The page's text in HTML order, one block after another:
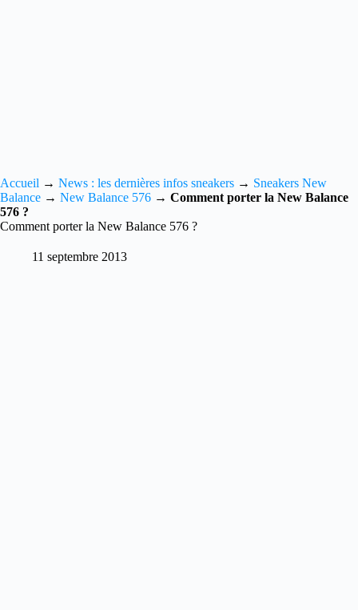
Accueil → News : les dernières infos sneakers → Sneakers New
Balance → New Balance 576 → Comment porter la New Balance
576 ?
Comment porter la New Balance 576 ?
11 septembre 2013